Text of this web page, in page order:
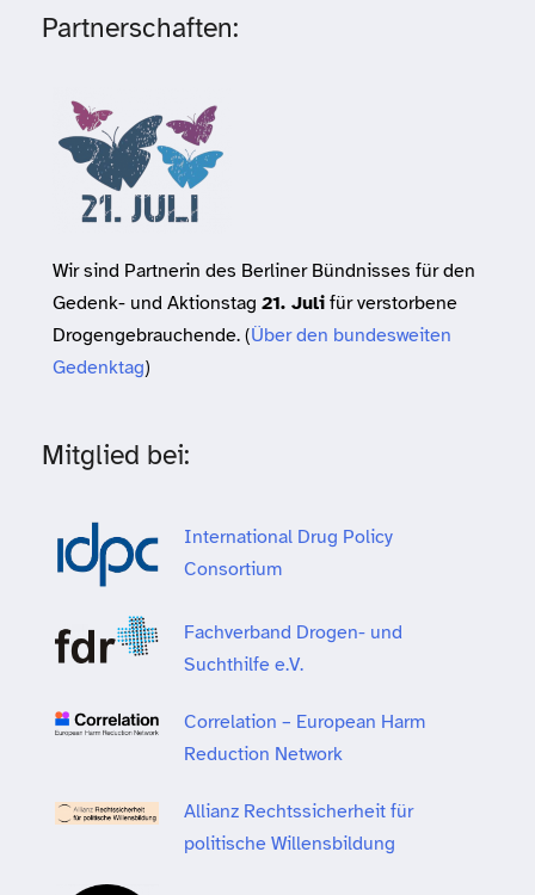
Partnerschaften:
Wir sind Partnerin des Berliner Bündnisses für den
Gedenk- und Aktionstag 21. Julifür verstorbene
Drogengebrauchende. (Über den bundesweiten
Gedenktag)
Mitglied bei:
International Drug Policy
Consortium
Fachverband Drogen- und
Suchthilfe e.V.
Correlation – European Harm
Reduction Network
Allianz Rechtssicherheit für
politische Willensbildung